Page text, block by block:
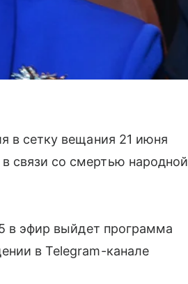
в сетку вещания 21 июня
в связи со смертью народной
в эфир выйдет программа
в Telegram-канале